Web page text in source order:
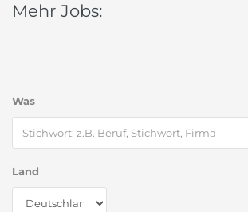
Mehr Jobs:
Was
Land